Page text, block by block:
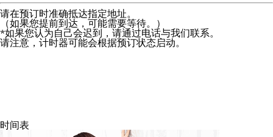
请在预订时准确抵达指定地址。
（如果您提前到达，可能需要等待。）
*如果您认为自己会迟到，请通过电话与我们联系。
请注意，计时器可能会根据预订状态启动。
时间表